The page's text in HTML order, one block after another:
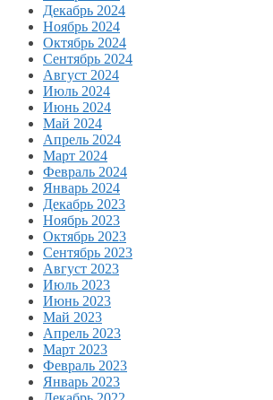
Декабрь 2024
Ноябрь 2024
Октябрь 2024
Сентябрь 2024
Август 2024
Июль 2024
Июнь 2024
Май 2024
Апрель 2024
Март 2024
Февраль 2024
Январь 2024
Декабрь 2023
Ноябрь 2023
Октябрь 2023
Сентябрь 2023
Август 2023
Июль 2023
Июнь 2023
Май 2023
Апрель 2023
Март 2023
Февраль 2023
Январь 2023